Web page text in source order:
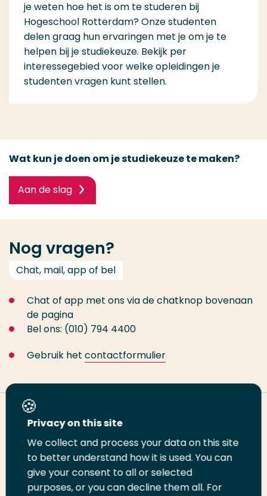
je weten hoe het is om te studeren bij
Hogeschool Rotterdam? Onze studenten
delen graag hun ervaringen met je om je te
helpen bij je studiekeuze. Bekijk per
interessegebied voor welke opleidingen je
studenten vragen kunt stellen.
Wat kun je doen om je studiekeuze te maken?
Aan de slag
Nog vragen?
Chat, mail, app of bel
Chat of app met ons via de chatknop bovenaan
de pagina
Bel ons: (010) 794 4400
Gebruik het contactformulier
Deel deze pagina
DeelDeel
op
Deel
op
Email
deze
Print
deze
Privacy on this site
We collect and process your data on this site
to better understand how it is used. You can
give your consent to all or selected
purposes, or you can decline them all. For